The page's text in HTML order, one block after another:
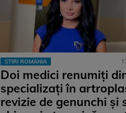
STIRI ROMANIA
Doi medici renumiți
specializați în
revizie de genunchi și